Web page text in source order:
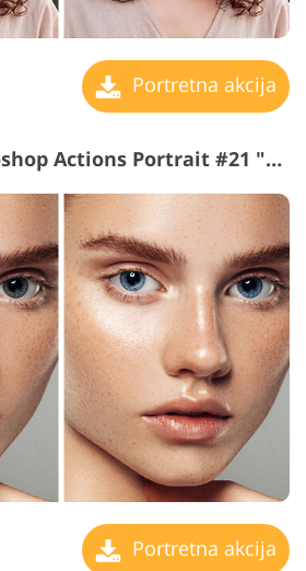
Portretna akcija
Brezplačni Photoshop Actions Portrait #21 "Bright Eyes"
Portretna akcija